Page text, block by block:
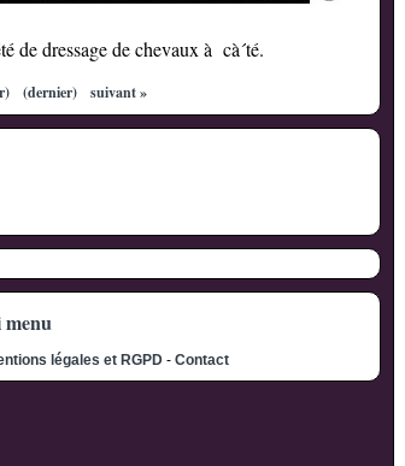
de dressage de chevaux à cà´té.
(dernier) suivant »
légales et RGPD - Contact